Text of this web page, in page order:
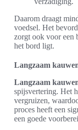
Daarom draagt
voedsel. Het
zorgt ook voor een
het bord ligt.
Langzaam
Langzaam
spijsvertering. Het
vergruizen,
proces heeft een
een goede